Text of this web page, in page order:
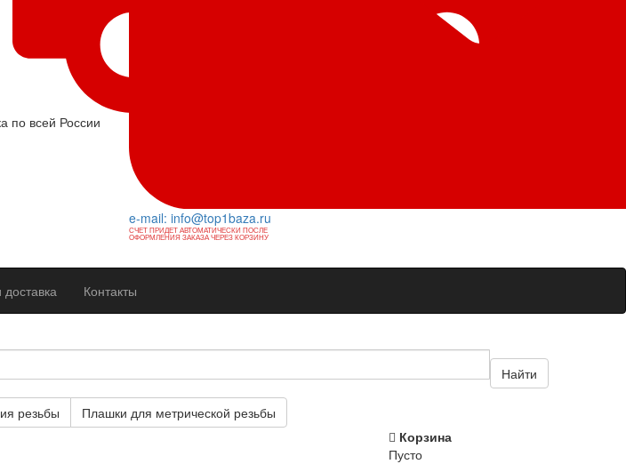
по всей России
e-mail: info@top1baza.ru
СЧЕТ ПРИДЕТ АВТОМАТИЧЕСКИ ПОСЛЕ
ОФОРМЛЕНИЯ ЗАКАЗА ЧЕРЕЗ КОРЗИНУ
Контакты
Найти
резьбы
Плашки для метрической резьбы
Корзина
Пусто